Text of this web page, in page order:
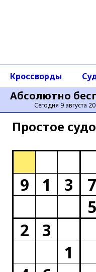
Абсолютно
Сегодня 9 августа
Кроссворды
Простое
9
1 3
7
5
2
3
1